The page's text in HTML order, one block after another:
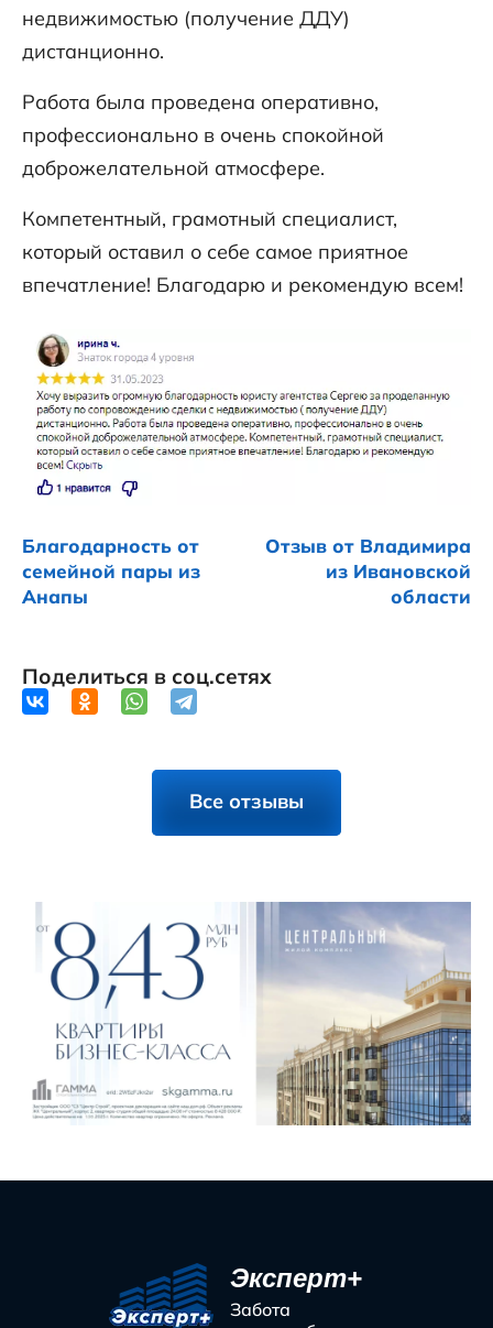
недвижимостью (получение ДДУ)
дистанционно.
Работа была проведена оперативно,
профессионально в очень спокойной
доброжелательной атмосфере.
Компетентный, грамотный специалист,
который оставил о себе самое приятное
впечатление! Благодарю и рекомендую всем!
Благодарность от
семейной пары из
Анапы
Отзыв от Владимира
из Ивановской
области
Поделиться в соц.сетях
Все отзывы
Эксперт+
Забота